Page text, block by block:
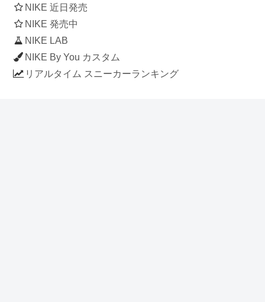
NIKE 近日発売
NIKE 発売中
NIKE LAB
NIKE By You カスタム
リアルタイム スニーカーランキング